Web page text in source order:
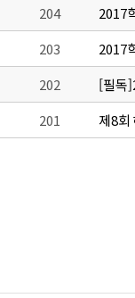
204
2017
203
2017
202
[필독
201
제8회